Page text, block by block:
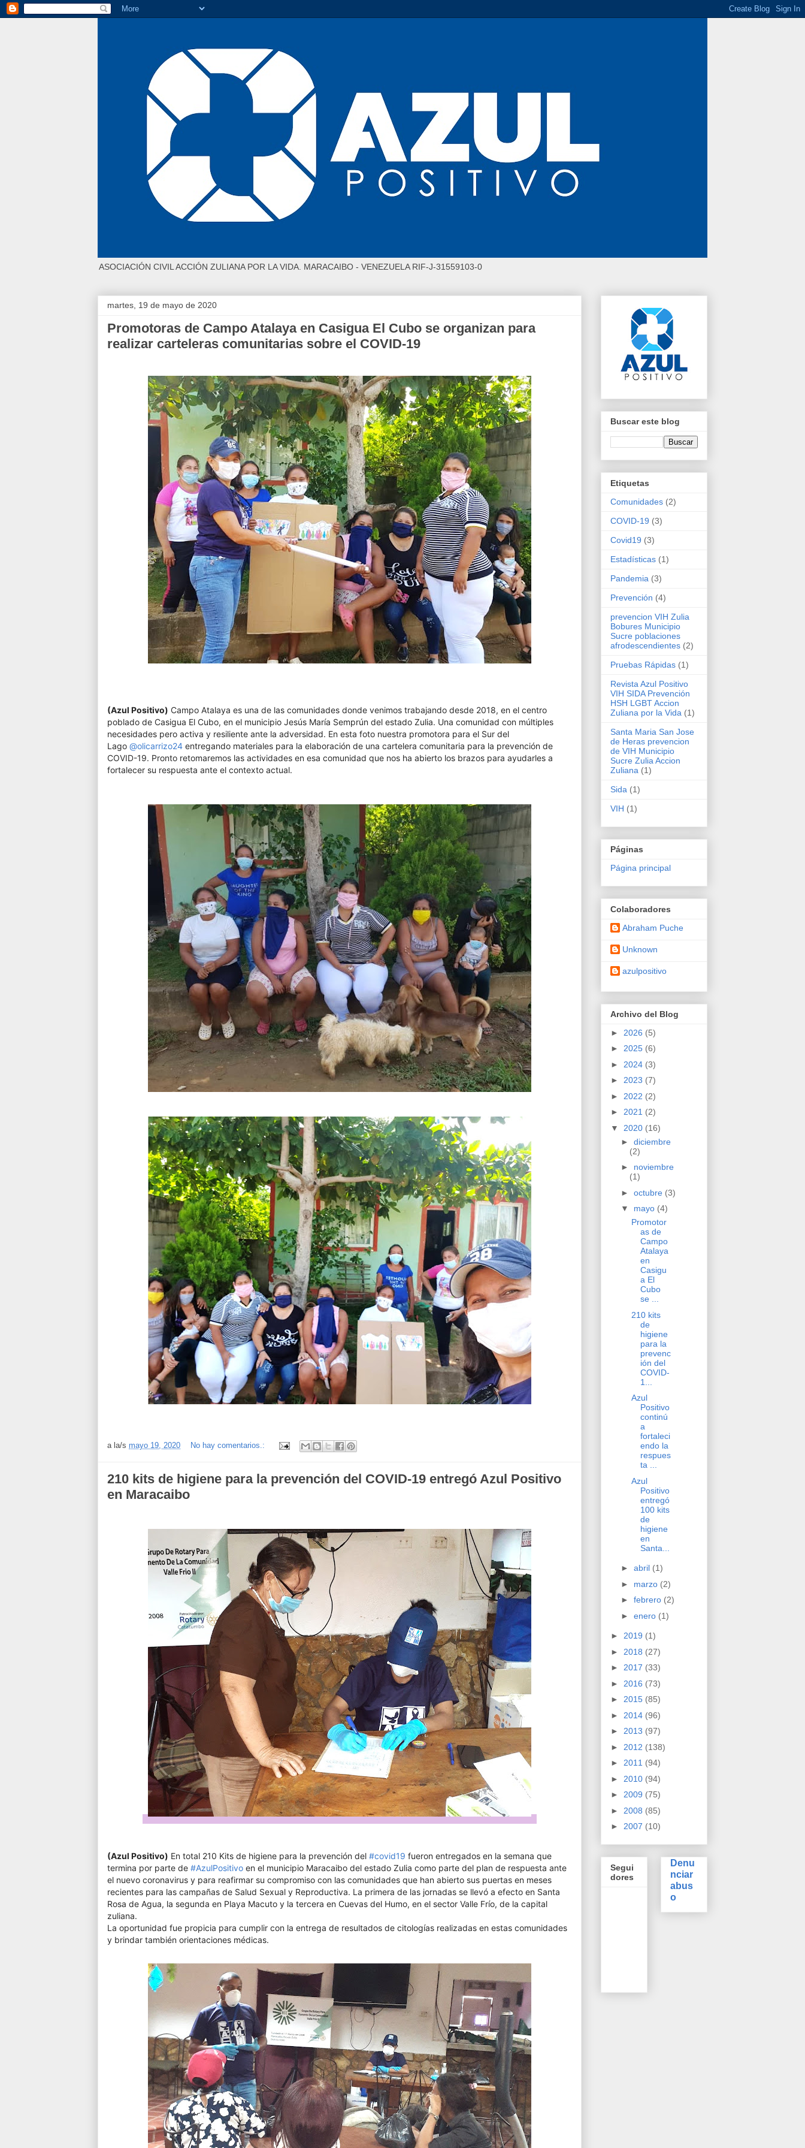
ASOCIACIÓN CIVIL ACCIÓN ZULIANA POR LA VIDA. MARACAIBO - VENEZUELA RIF-J-31559103-0
martes, 19 de mayo de 2020
Promotoras de Campo Atalaya en Casigua El Cubo se organizan para
realizar carteleras comunitarias sobre el COVID-19
(Azul Positivo) Campo Atalaya es una de las comunidades donde venimos trabajando desde 2018, en el centro
poblado de Casigua El Cubo, en el municipio Jesús María Semprún del estado Zulia. Una comunidad con múltiples
necesidades pero activa y resiliente ante la adversidad. En esta foto nuestra promotora para el Sur del
Lago @olicarrizo24 entregando materiales para la elaboración de una cartelera comunitaria para la prevención de
COVID-19. Pronto retomaremos las actividades en esa comunidad que nos ha abierto los brazos para ayudarles a
fortalecer su respuesta ante el contexto actual.
a la/s mayo 19, 2020 No hay comentarios.:
210 kits de higiene para la prevención del COVID-19 entregó Azul Positivo
en Maracaibo
(Azul Positivo) En total 210 Kits de higiene para la prevención del #covid19 fueron entregados en la semana que
termina por parte de #AzulPositivo en el municipio Maracaibo del estado Zulia como parte del plan de respuesta ante
el nuevo coronavirus y para reafirmar su compromiso con las comunidades que han abierto sus puertas en meses
recientes para las campañas de Salud Sexual y Reproductiva. La primera de las jornadas se llevó a efecto en Santa
Rosa de Agua, la segunda en Playa Macuto y la tercera en Cuevas del Humo, en el sector Valle Frío, de la capital
zuliana.
La oportunidad fue propicia para cumplir con la entrega de resultados de citologías realizadas en estas comunidades
y brindar también orientaciones médicas.
Buscar este blog
Etiquetas
Comunidades (2)
COVID-19 (3)
Covid19 (3)
Estadísticas (1)
Pandemia (3)
Prevención (4)
prevencion VIH Zulia
Bobures Municipio
Sucre poblaciones
afrodescendientes (2)
Pruebas Rápidas (1)
Revista Azul Positivo
VIH SIDA Prevención
HSH LGBT Accion
Zuliana por la Vida (1)
Santa Maria San Jose
de Heras prevencion
de VIH Municipio
Sucre Zulia Accion
Zuliana (1)
Sida (1)
VIH (1)
Páginas
Página principal
Colaboradores
Abraham Puche
Unknown
azulpositivo
Archivo del Blog
► 2026 (5)
► 2025 (6)
► 2024 (3)
► 2023 (7)
► 2022 (2)
► 2021 (2)
▼ 2020 (16)
► diciembre
(2)
► noviembre
(1)
► octubre (3)
▼ mayo (4)
Promotor
as de
Campo
Atalaya
en
Casigu
a El
Cubo
se ...
210 kits
de
higiene
para la
prevenc
ión del
COVID-
1...
Azul
Positivo
continú
a
fortaleci
endo la
respues
ta ...
Azul
Positivo
entregó
100 kits
de
higiene
en
Santa...
► abril (1)
► marzo (2)
► febrero (2)
► enero (1)
► 2019 (1)
► 2018 (27)
► 2017 (33)
► 2016 (73)
► 2015 (85)
► 2014 (96)
► 2013 (97)
► 2012 (138)
► 2011 (94)
► 2010 (94)
► 2009 (75)
► 2008 (85)
► 2007 (10)
Segui
dores
Denu
nciar
abus
o